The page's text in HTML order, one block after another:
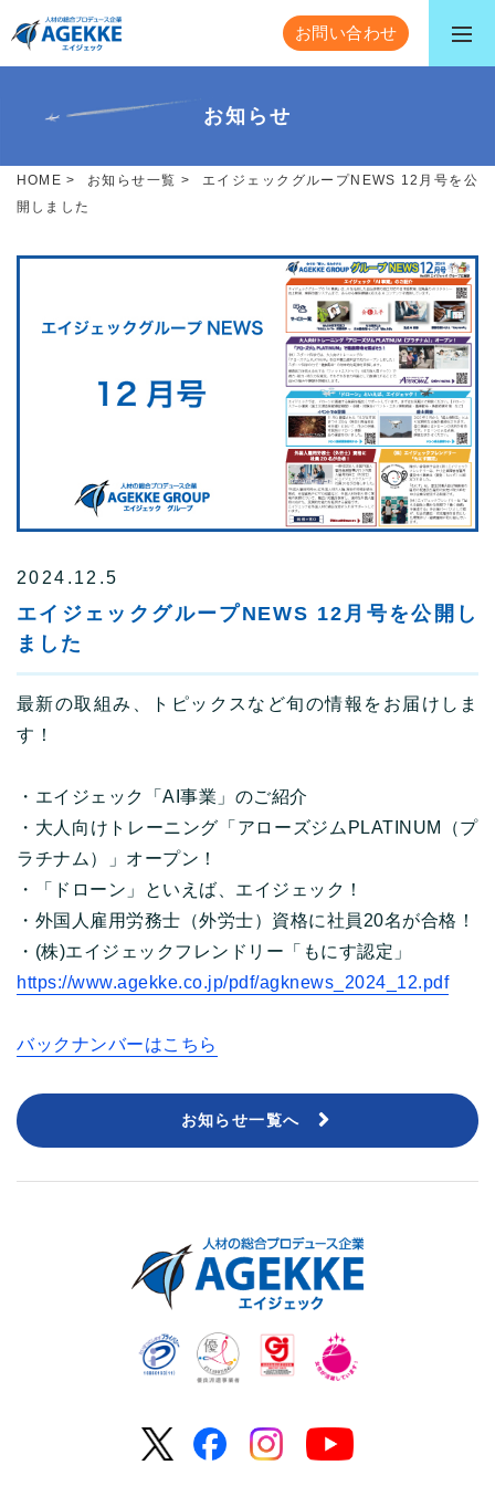
お問い合わせ
お知らせ
HOME > お知らせ一覧 >
エイジェックグループNEWS 12月号を公
開しました
2024.12.5
エイジェックグループNEWS 12月号を公開し
ました
最新の取組み、トピックスなど旬の情報をお届けしま
す！
・エイジェック「AI事業」のご紹介
・大人向けトレーニング「アローズジムPLATINUM（プ
ラチナム）」オープン！
・「ドローン」といえば、エイジェック！
・外国人雇用労務士（外労士）資格に社員20名が合格！
・(株)エイジェックフレンドリー「もにす認定」
https://www.agekke.co.jp/pdf/agknews_2024_12.pdf
バックナンバーはこちら
お知らせ一覧へ